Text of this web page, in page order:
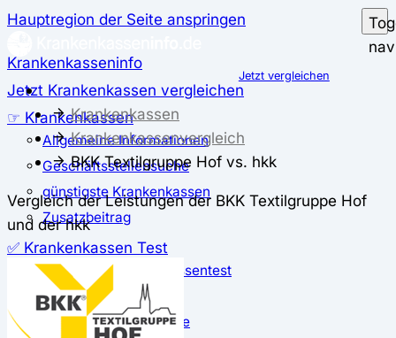
Hauptregion der Seite anspringen
Krankenkasseninfo
Jetzt Krankenkassen vergleichen
☞ Krankenkassen
Allgemeine Informationen
Geschäftsstellensuche
günstigste Krankenkassen
Zusatzbeitrag
✅ Krankenkassen Test
Der große Krankenkassentest
Test für Studierende
Test für Auszubildende
Jetzt vergleichen
Krankenkassen
Krankenkassenvergleich
BKK Textilgruppe Hof vs. hkk
Vergleich der Leistungen der BKK Textilgruppe Hof
und der hkk